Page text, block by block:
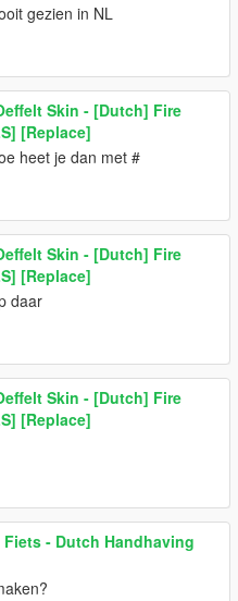
gezien in NL
Skin - [Dutch] Fire
[Replace]
heet je dan met #
Skin - [Dutch] Fire
[Replace]
daar
Skin - [Dutch] Fire
[Replace]
- Dutch Handhaving